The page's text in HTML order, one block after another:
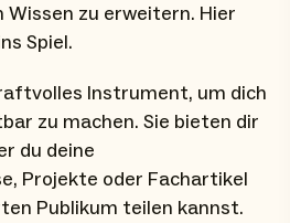
Wissen zu erweitern. Hier
Spiel.
Instrument, um dich
zu machen. Sie bieten dir
du deine
Projekte oder Fachartikel
Publikum teilen kannst.